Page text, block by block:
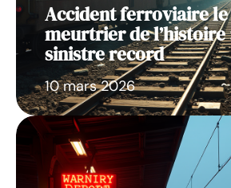
Accident ferroviaire
meurtrier de l’histoire
sinistre record
10 mars 2026